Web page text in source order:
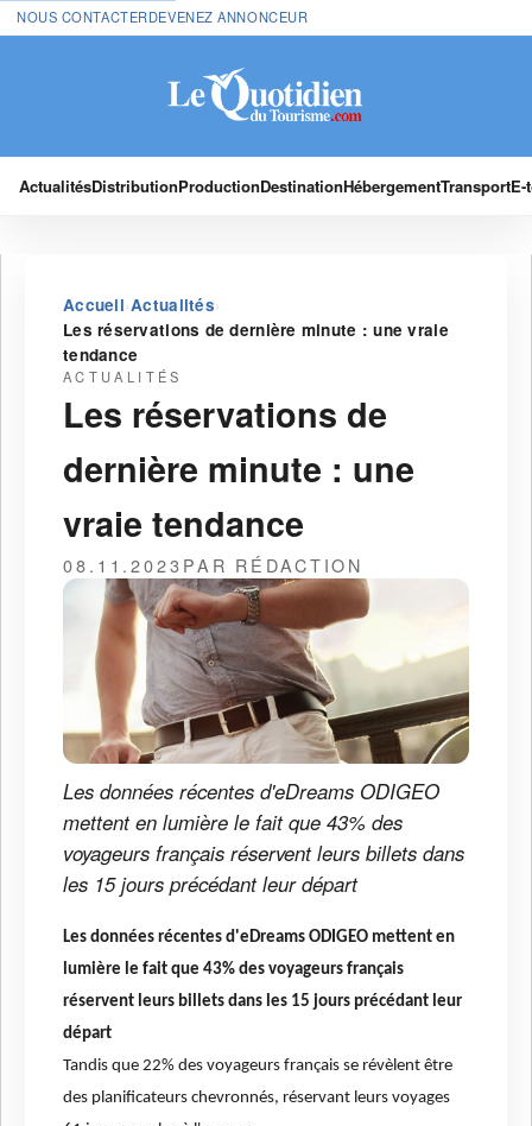
NOUS CONTACTERDEVENEZ ANNONCEUR
ActualitésDistributionProductionDestinationHébergementTransport
Accueil›Actualités›
Les réservations de dernière minute : une vraie
tendance
ACTUALITÉS
Les réservations de
dernière minute : une
vraie tendance
08.11.2023PAR RÉDACTION
Les données récentes d'eDreams ODIGEO
mettent en lumière le fait que 43% des
voyageurs français réservent leurs billets dans
les 15 jours précédant leur départ
Les données récentes d'eDreams ODIGEO mettent en
lumière le fait que 43% des voyageurs français
réservent leurs billets dans les 15 jours précédant leur
départ
Tandis que 22% des voyageurs français se révèlent être
des planificateurs chevronnés, réservant leurs voyages